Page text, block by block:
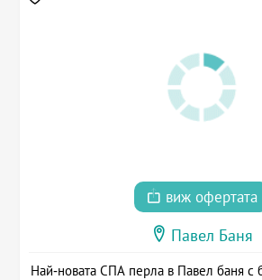
виж офертата
Павел Баня
Най-новата СПА перла в Павел баня с